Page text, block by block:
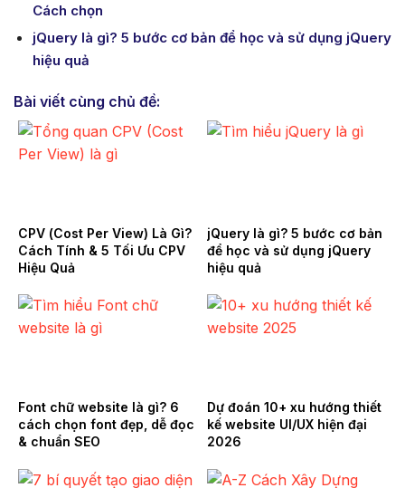
Cách chọn
jQuery là gì? 5 bước cơ bản để học và sử dụng jQuery
hiệu quả
Bài viết cùng chủ đề:
CPV (Cost Per View) Là Gì?
Cách Tính & 5 Tối Ưu CPV
Hiệu Quả
jQuery là gì? 5 bước cơ bản
để học và sử dụng jQuery
hiệu quả
Font chữ website là gì? 6
cách chọn font đẹp, dễ đọc
& chuẩn SEO
Dự đoán 10+ xu hướng thiết
kế website UI/UX hiện đại
2026